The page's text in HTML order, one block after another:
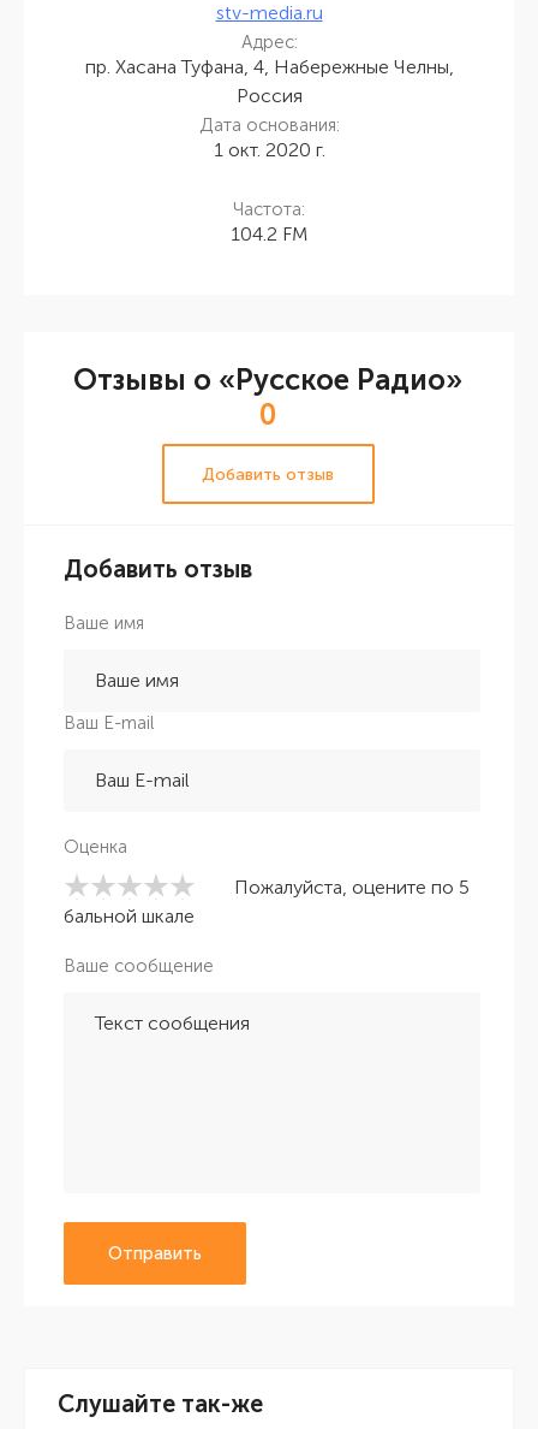
stv-media.ru
Адрес:
пр. Хасана Туфана, 4, Набережные Челны,
Россия
Дата основания:
1 окт. 2020 г.
Частота:
104.2 FM
Отзывы о «Русское Радио»
0
Добавить отзыв
Добавить отзыв
Ваше имя
Ваш E-mail
Оценка
Пожалуйста, оцените по 5
бальной шкале
Ваше сообщение
Отправить
Слушайте так-же